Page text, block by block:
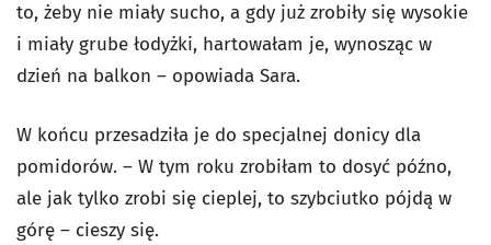
to, żeby nie miały sucho, a gdy już zrobiły się wysokie
i miały grube łodyżki, hartowałam je, wynosząc w
dzień na balkon – opowiada Sara.
W końcu przesadziła je do specjalnej donicy dla
pomidorów. – W tym roku zrobiłam to dosyć późno,
ale jak tylko zrobi się cieplej, to szybciutko pójdą w
górę – cieszy się.